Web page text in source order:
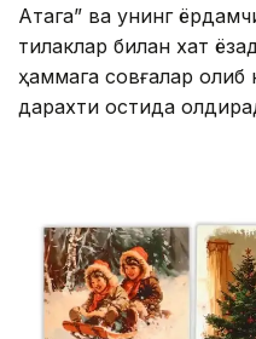
Атага” ва унинг
тилаклар билан хат
ҳаммага совғалар олиб
дарахти остида